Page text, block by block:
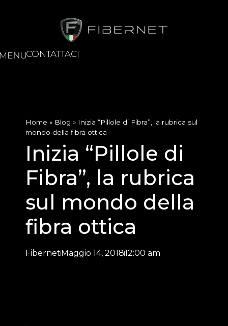
CONTATTACI
Home » Blog » Inizia “Pillole di Fibra”, la rubrica sul
mondo della fibra ottica
Inizia “Pillole di
Fibra”, la rubrica
sul mondo della
fibra ottica
FibernetMaggio 14, 201812:00 am